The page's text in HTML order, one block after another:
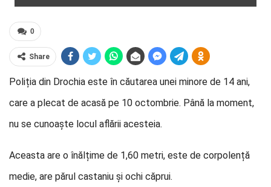
0
Share
Poliția din Drochia este în căutarea unei minore de 14 ani,
care a plecat de acasă pe 10 octombrie. Până la moment,
nu se cunoaște locul aflării acesteia.
Aceasta are o înălțime de 1,60 metri, este de corpolență
medie, are părul castaniu și ochi căprui.